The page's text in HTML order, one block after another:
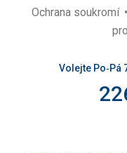
Ochrana soukromí
Volejte Po‑Pá